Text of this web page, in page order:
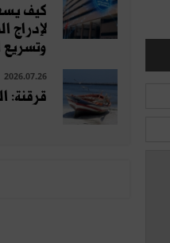
كيف
لإدراج
وتسريع
2026.07.26
قرقنة: